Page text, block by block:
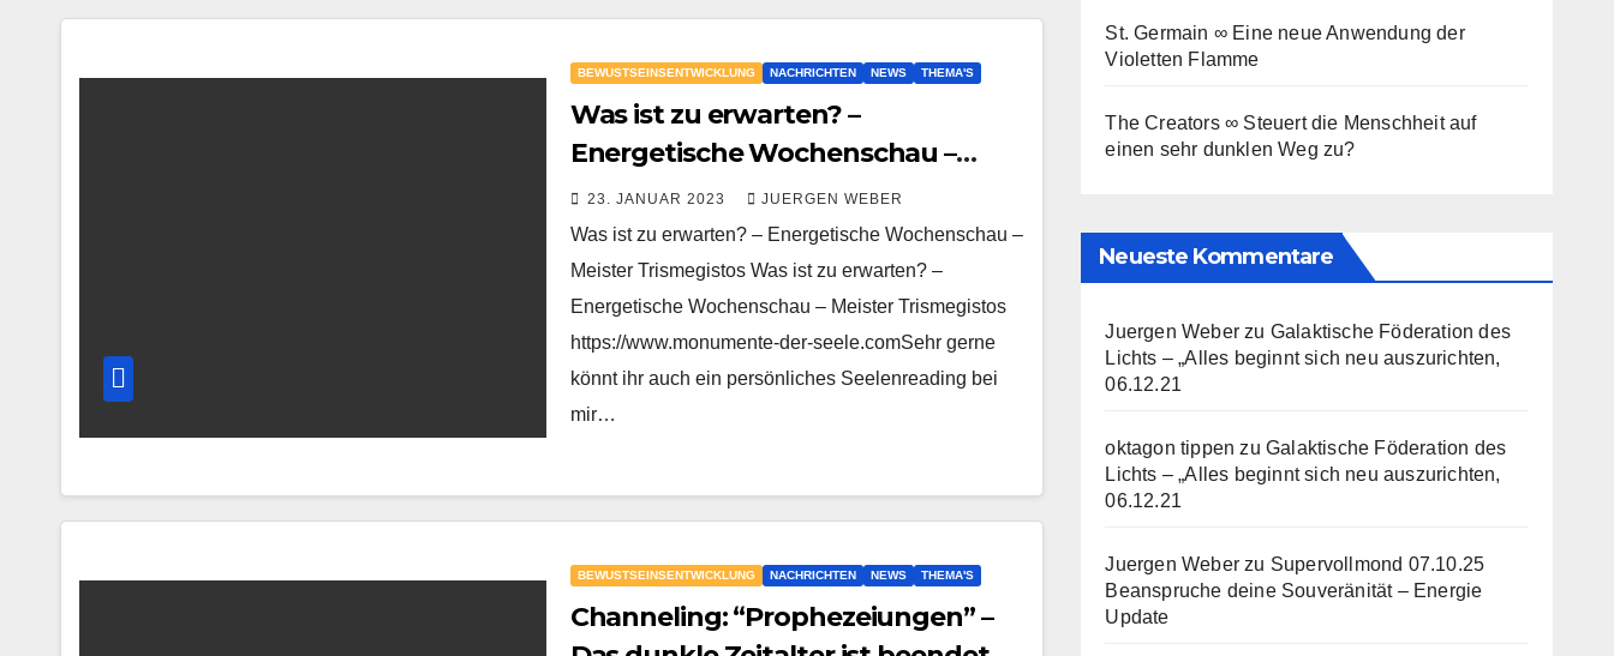
BEWUSTSEINSENTWICKLUNG NACHRICHTEN NEWS THEMA'S
Was ist zu erwarten? –
Energetische Wochenschau –
Meister Trismegistos
23. JANUAR 2023 JUERGEN WEBER
Was ist zu erwarten? – Energetische Wochenschau –
Meister Trismegistos Was ist zu erwarten? –
Energetische Wochenschau – Meister Trismegistos
https://www.monumente-der-seele.comSehr gerne
könnt ihr auch ein persönliches Seelenreading bei
mir…
BEWUSTSEINSENTWICKLUNG NACHRICHTEN NEWS THEMA'S
Channeling: “Prophezeiungen” –
St. Germain ∞ Eine neue Anwendung der
Violetten Flamme
The Creators ∞ Steuert die Menschheit auf
einen sehr dunklen Weg zu?
Neueste Kommentare
Juergen Weberzu Galaktische Föderation des
Lichts – „Alles beginnt sich neu auszurichten,
06.12.21
oktagon tippen zu Galaktische Föderation des
Lichts – „Alles beginnt sich neu auszurichten,
06.12.21
Juergen Weberzu Supervollmond 07.10.25
Beanspruche deine Souveränität – Energie
Update